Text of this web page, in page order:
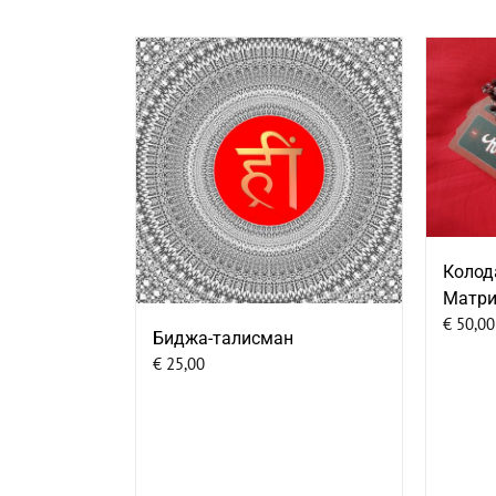
Биджа-талисман
€ 25,00
€ 50,00